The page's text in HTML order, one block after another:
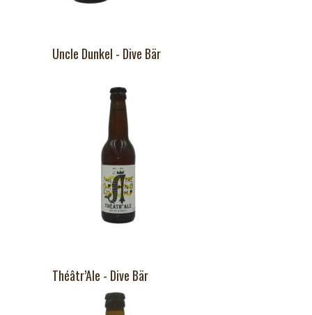
Uncle Dunkel - Dive Bär
Théâtr’Ale - Dive Bär